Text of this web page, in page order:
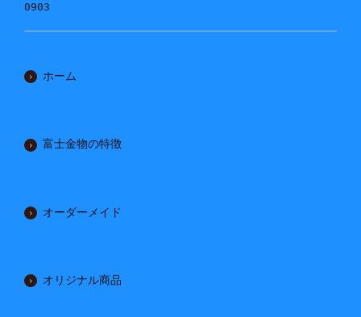
0903
ホーム
富士金物の特徴
オーダーメイド
オリジナル商品